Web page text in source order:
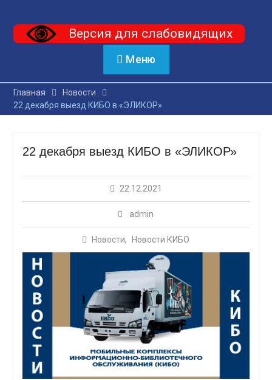
Версия для слабовидящих
Меню
Главная
Новости
22 декабря выезд КИБО в «ЭЛИКОР»
22 декабря выезд КИБО в «ЭЛИКОР»
22.12.2021
admin
Новости, Новости КИБО